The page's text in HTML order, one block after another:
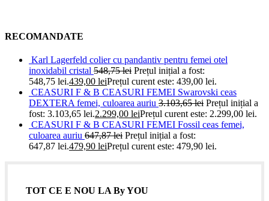
RECOMANDATE
Karl Lagerfeld colier cu pandantiv pentru femei otel
inoxidabil cristal 548,75lei Prețul inițial a fost:
548,75 lei.439,00 leiPrețul curent este: 439,00 lei.
CEASURI F & B CEASURI FEMEI Swarovski ceas
DEXTERA femei, culoarea auriu 3.103,65lei Prețul inițial a
fost: 3.103,65 lei.2.299,00 leiPrețul curent este: 2.299,00 lei.
CEASURI F & B CEASURI FEMEI Fossil ceas femei,
culoarea auriu 647,87lei Prețul inițial a fost:
647,87 lei.479,90 leiPrețul curent este: 479,90 lei.
TOT CE E NOU LA By YOU